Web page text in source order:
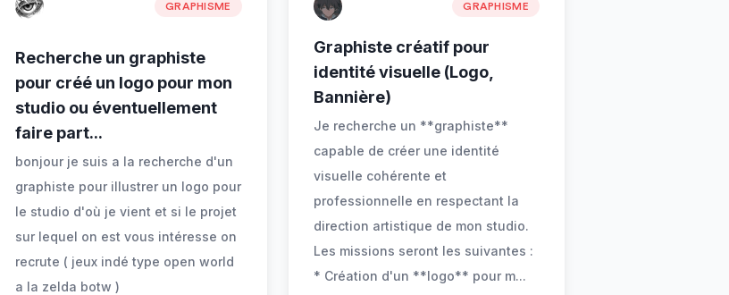
GRAPHISME
Recherche un graphiste
pour créé un logo pour mon
studio ou éventuellement
faire part...
bonjour je suis a la recherche d'un
graphiste pour illustrer un logo pour
le studio d'où je vient et si le projet
sur lequel on est vous intéresse on
recrute ( jeux indé type open world
a la zelda botw )
GRAPHISME
Graphiste créatif pour
identité visuelle (Logo,
Bannière)
Je recherche un **graphiste**
capable de créer une identité
visuelle cohérente et
professionnelle en respectant la
direction artistique de mon studio.
Les missions seront les suivantes :
* Création d'un **logo** pour m...